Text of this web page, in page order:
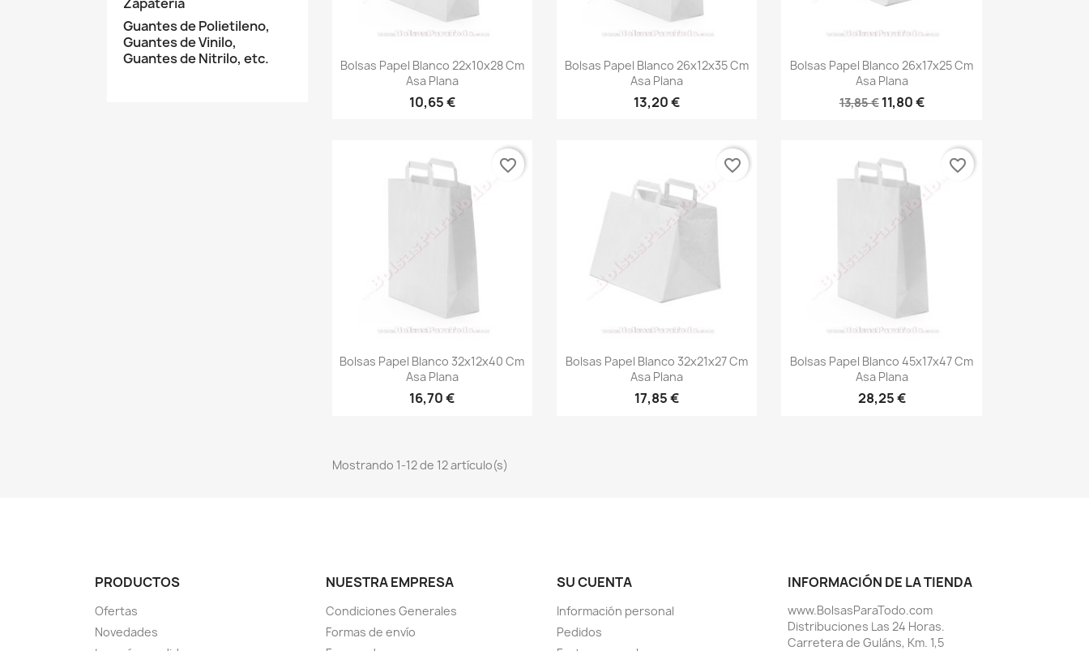
Guantes de Polietileno,
Guantes de Vinilo,
Guantes de Nitrilo, etc.
Vista rápida
Bolsas Papel Blanco 22x10x28 Cm
Asa Plana
10,65 €
Vista rápida
Bolsas Papel Blanco 26x12x35 Cm
Asa Plana
13,20 €
Vista rápida
Bolsas Papel Blanco 26x17x25 Cm
Asa Plana
13,85 € 11,80 €
Vista rápida
Bolsas Papel Blanco 32x12x40 Cm
Asa Plana
16,70 €
favorite_border
Vista rápida
Bolsas Papel Blanco 32x21x27 Cm
Asa Plana
17,85 €
favorite_border
Vista rápida
Bolsas Papel Blanco 45x17x47 Cm
Asa Plana
28,25 €
favorite_border
Mostrando 1-12 de 12 artículo(s)
PRODUCTOS
Ofertas
Novedades
NUESTRA EMPRESA
Condiciones Generales
Formas de envío
SU CUENTA
Información personal
Pedidos
INFORMACIÓN DE LA TIENDA
www.BolsasParaTodo.com
Distribuciones Las 24 Horas.
Carretera de Guláns, Km. 1,5